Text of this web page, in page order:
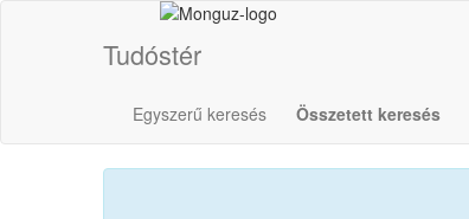
Tudóstér
Egyszerű keresés Összetett keresés